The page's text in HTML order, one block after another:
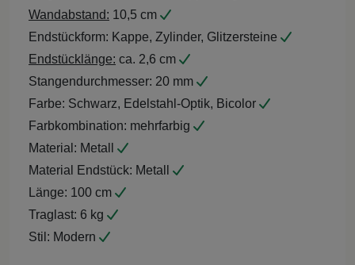
Wandabstand: 10,5 cm
Endstückform: Kappe, Zylinder, Glitzersteine
Endstücklänge: ca. 2,6 cm
Stangendurchmesser: 20 mm
Farbe: Schwarz, Edelstahl-Optik, Bicolor
Farbkombination: mehrfarbig
Material: Metall
Material Endstück: Metall
Länge: 100 cm
Traglast: 6 kg
Stil: Modern